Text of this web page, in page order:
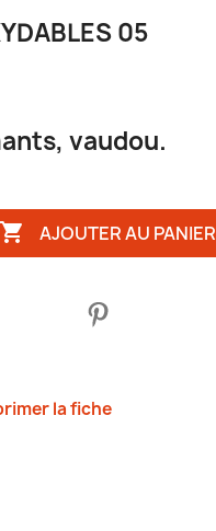
05
vaudou.
 AJOUTER AU PANIER
la fiche